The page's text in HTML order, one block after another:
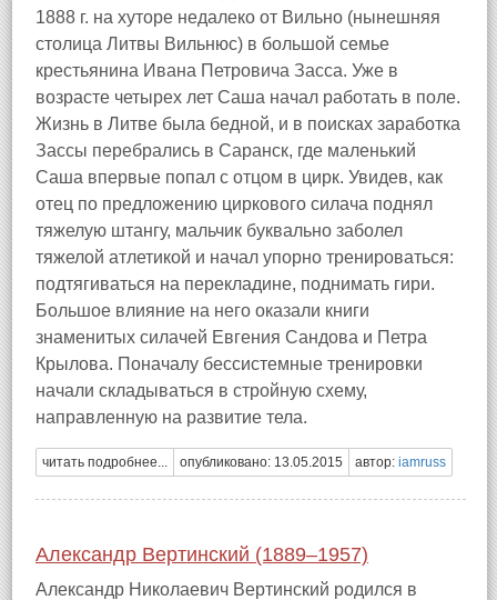
1888 г. на хуторе недалеко от Вильно (нынешняя
столица Литвы Вильнюс) в большой семье
крестьянина Ивана Петровича Засса. Уже в
возрасте четырех лет Саша начал работать в поле.
Жизнь в Литве была бедной, и в поисках заработка
Зассы перебрались в Саранск, где маленький
Саша впервые попал с отцом в цирк. Увидев, как
отец по предложению циркового силача поднял
тяжелую штангу, мальчик буквально заболел
тяжелой атлетикой и начал упорно тренироваться:
подтягиваться на перекладине, поднимать гири.
Большое влияние на него оказали книги
знаменитых силачей Евгения Сандова и Петра
Крылова. Поначалу бессистемные тренировки
начали складываться в стройную схему,
направленную на развитие тела.
читать подробнее... опубликовано: 13.05.2015 автор: iamruss
Александр Вертинский (1889–1957)
Александр Николаевич Вертинский родился в